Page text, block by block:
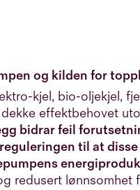
og kilden for
kjel, bio-oljekjel,
effektbehovet
bidrar feil
til at
redusert lønnsomhet